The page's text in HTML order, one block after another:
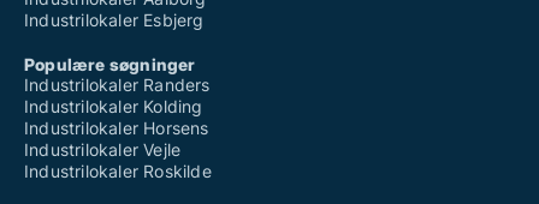
Industrilokaler Esbjerg
Populære søgninger
Industrilokaler Randers
Industrilokaler Kolding
Industrilokaler Horsens
Industrilokaler Vejle
Industrilokaler Roskilde